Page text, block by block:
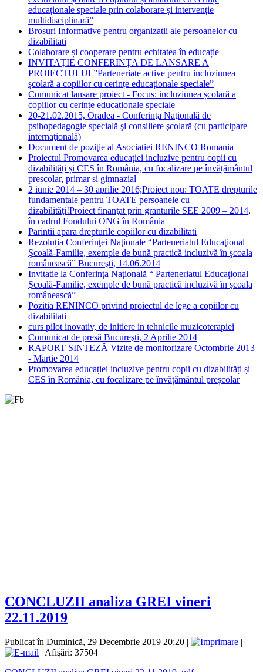
educaționale speciale prin colaborare și intervenție
multidisciplinară”
Brosuri Informative pentru organizatii ale persoanelor cu
dizabilitati
Colaborare și cooperare pentru echitatea în educație
INVITAȚIE CONFERINȚA DE LANSARE A
PROIECTULUI ”Parteneriate active pentru incluziunea
școlară a copiilor cu cerințe educaționale speciale”
Comunicat lansare proiect - Focus: incluziunea școlară a
copiilor cu cerințe educaționale speciale
20-21.02.2015, Oradea - Conferinţa Naţională de
psihopedagogie specială şi consiliere şcolară (cu participare
internaţională)
Document de poziţie al Asociatiei RENINCO Romania
Proiectul Promovarea educației incluzive pentru copii cu
dizabilități și CES în România, cu focalizare pe învățământul
preșcolar, primar si gimnazial
2 iunie 2014 – 30 aprilie 2016;Proiect nou: TOATE drepturile
fundamentale pentru TOATE persoanele cu
dizabilităţi!Proiect finanţat prin granturile SEE 2009 – 2014,
în cadrul Fondului ONG în România
Parintii apara drepturile copiilor cu dizabilitati
Rezoluția Conferinţei Naţionale “Parteneriatul Educaţional
Şcoală-Familie, exemple de bună practică incluzivă în şcoala
românească” Bucureşti, 14.06.2014
Invitatie la Conferinţa Naţională “ Parteneriatul Educaţional
Şcoală-Familie, exemple de bună practică incluzivă în şcoala
românească”
Pozitia RENINCO privind proiectul de lege a copiilor cu
dizabilitati
curs pilot inovativ, de initiere in tehnicile muzicoterapiei
Comunicat de presă Bucureşti, 2 Aprilie 2014
RAPORT SINTEZĂ Vizite de monitorizare Octombrie 2013
- Martie 2014
Promovarea educației incluzive pentru copii cu dizabilități și
CES în România, cu focalizare pe învățământul preșcolar
CONCLUZII analiza GREI vineri
22.11.2019
Publicat în Duminică, 29 Decembrie 2019 20:20
| Afişări: 37504